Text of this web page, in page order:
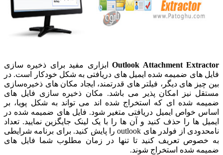
Outlook Attachment Extractorابزاری مفید برای ذخیره سازی
فایل های ضمیمه شده ایمیل های دریافتی به شکل خودکار است. در
بین چیز های دیگر، فیلتر های قدرتمند، ایجاد مکان های ذخیره‌سازی
مستقل نیز امکان پذیر می باشد. مکان ذخیره سازی فایل های
ضمیمه شده ای که استخراج شده اند می تواند به شکل پویا، بر
اساس خواص ایمیل دریافتی متغیر شود. فایل های ضمیمه شده در
ایمیل ها را حذف کنید و آن ها را با یک لینک جایگزین نمایید. تعداد
نامحدودی از فولدر های outlook را پایش کنید. برای برنامه شرایطی
به خصوص تعریف کنید تا تنها در زمان مطلوب شما فایل های
ضمیمه شده استخراج شوند.